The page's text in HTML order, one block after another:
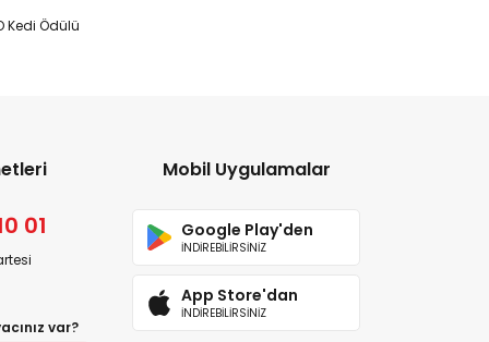
Kedi Ödülü
01
var?
Mobil Uygulamalar
Google Play'den
İNDİREBİLİRSİNİZ
App Store'dan
İNDİREBİLİRSİNİZ